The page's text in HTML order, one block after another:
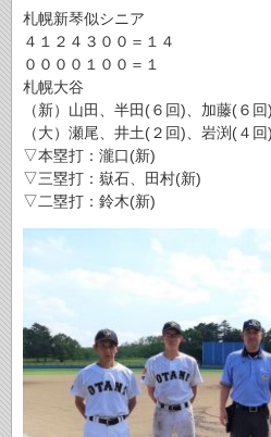
札幌新琴似シニア
４１２４３００＝１４
００００１００＝１
札幌大谷
（新）山田、半田(６回)、加藤(６
（大）瀬尾、井土(２回)、岩渕(４
▽本塁打：瀧口(新)
▽三塁打：嶽石、田村(新)
▽二塁打：鈴木(新)